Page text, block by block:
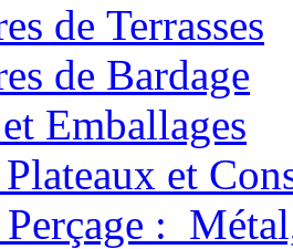
de Terrasses
de Bardage
Emballages
et
: